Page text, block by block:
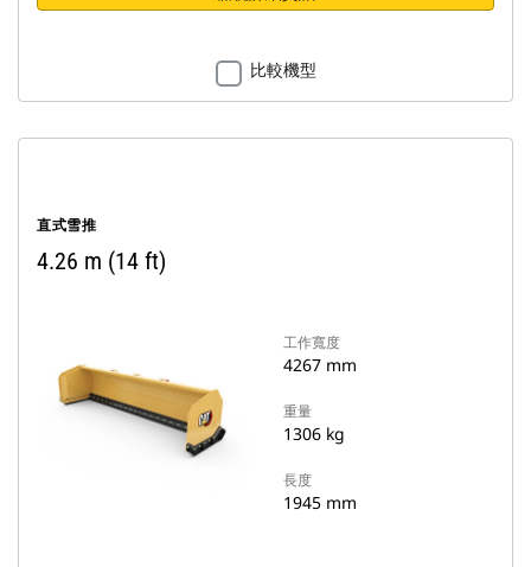
比較機型
直式雪推
4.26 m (14 ft)
工作寬度
4267 mm
重量
1306 kg
長度
1945 mm